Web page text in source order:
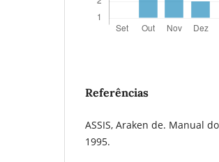
Referências
ASSIS, Araken de. Manual
1995.